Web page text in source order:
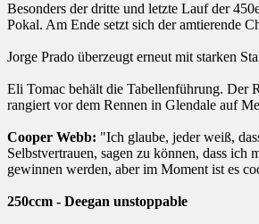
Besonders der dritte und letzte Lauf der
Pokal. Am Ende setzt sich der amtierende
Jorge Prado überzeugt erneut mit starken
Eli Tomac behält die Tabellenführung. Der
rangiert vor dem Rennen in Glendale auf
Cooper Webb: "Ich glaube, jeder weiß,
Selbstvertrauen, sagen zu können, dass
gewinnen werden, aber im Moment ist es
250ccm - Deegan unstoppable